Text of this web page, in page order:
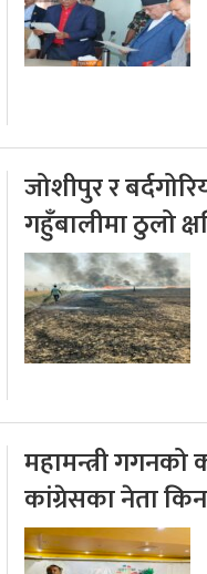
जोशीपुर र
गहुँबालीमा ठुलो
महामन्त्री गगनको
कांग्रेसका नेता